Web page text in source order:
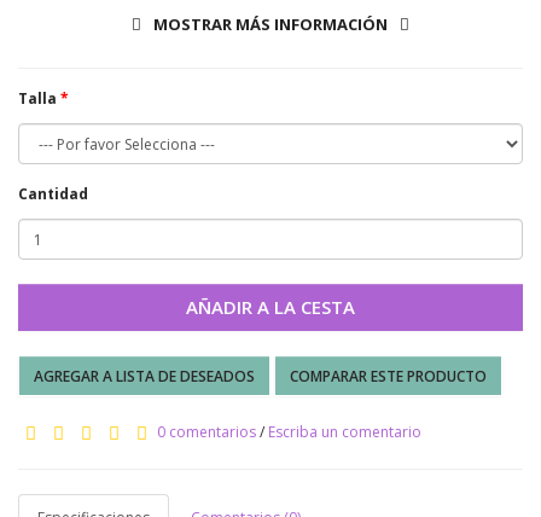
COMPOSICIÓN: 100% ALGODÓN.MOSTRAR MÁS INFORMACIÓN
Talla
Cantidad
AÑADIR A LA CESTA
AGREGAR A LISTA DE DESEADOS COMPARAR ESTE PRODUCTO
0 comentarios/ Escriba un comentario